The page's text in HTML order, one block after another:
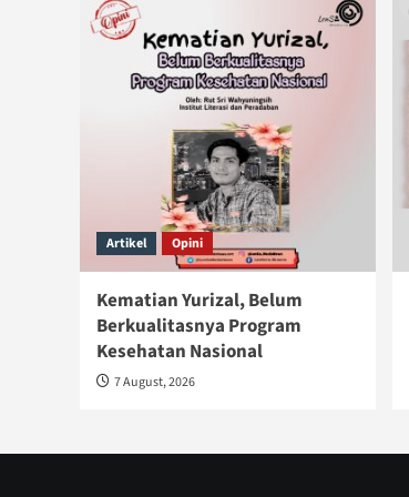
Artikel Opini
Kematian Yurizal, Belum
Berkualitasnya Program
Kesehatan Nasional
7 August, 2026